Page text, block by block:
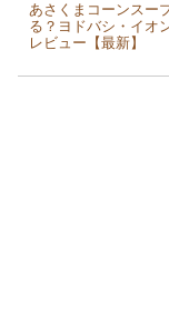
あさくまコーンスー
る？ヨドバシ・イオ
レビュー【最新】